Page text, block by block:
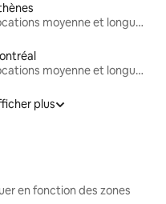
Locations moyenne et longue durée
Locations moyenne et longue durée
plus
en fonction des zones